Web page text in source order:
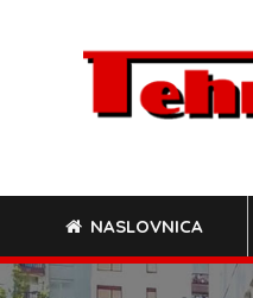
NASLOVNICA